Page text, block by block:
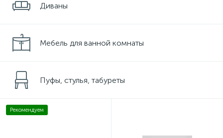
Диваны
Мебель для ванной комнаты
Пуфы, стулья, табуреты
Рекомендуем